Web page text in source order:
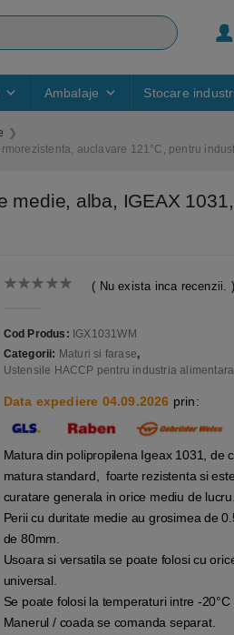
Ambalaje Stocare
auclavare 121°C, pentru
alba, IGEAX
( Nu exista inca recenzii. )
Cod Produs: IGX1031WM
Categorii: Maturi si farase,
Ustensile HACCP pentru industria alimentara
Data expediere 04.09.2026 prin:
Matura din polipropilena Igeax 1031, de
matura standard, foarte rezistenta si
curatare generala in orice mediu de lucru.
Perii cu duritate medie au grosimea de
de 80mm.
Usoara si versatila se poate folosi cu
universal.
Se poate folosi la temperaturi intre -20°C
Manerul / coada se comanda separat.